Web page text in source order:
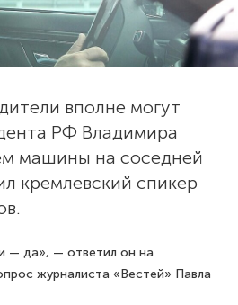
вполне могут
РФ Владимира
машины на соседней
кремлевский спикер
— да», — ответил он на
журналиста «Вестей» Павла